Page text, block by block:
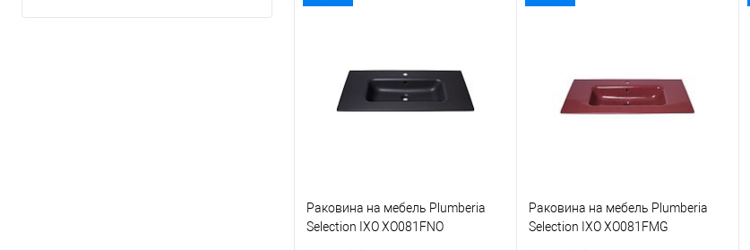
В избранное
В наличии
В избранное
В наличии
Раковина на мебель Plumberia
Selection IXO XO081FNO
Раковина на мебель Plumberia
Selection IXO XO081FMG